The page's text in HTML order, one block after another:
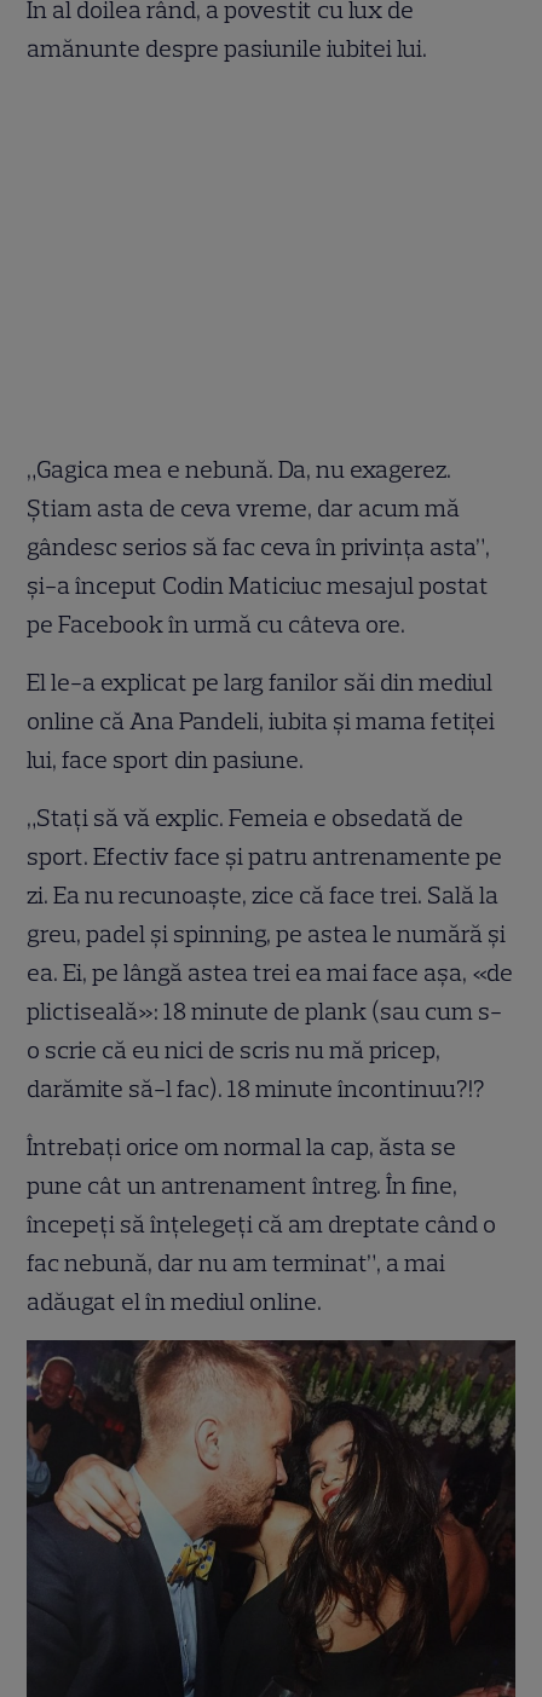
În al doilea rând, a povestit cu lux de
amănunte despre pasiunile iubitei lui.
„Gagica mea e nebună. Da, nu exagerez.
Știam asta de ceva vreme, dar acum mă
gândesc serios să fac ceva în privința asta”,
și-a început Codin Maticiuc mesajul postat
pe Facebook în urmă cu câteva ore.
El le-a explicat pe larg fanilor săi din mediul
online că Ana Pandeli, iubita și mama fetiței
lui, face sport din pasiune.
„Stați să vă explic. Femeia e obsedată de
sport. Efectiv face și patru antrenamente pe
zi. Ea nu recunoaște, zice că face trei. Sală la
greu, padel și spinning, pe astea le numără și
ea. Ei, pe lângă astea trei ea mai face așa, «de
plictiseală»: 18 minute de plank (sau cum s-
o scrie că eu nici de scris nu mă pricep,
darămite să-l fac). 18 minute încontinuu?!?
Întrebați orice om normal la cap, ăsta se
pune cât un antrenament întreg. În fine,
începeți să înțelegeți că am dreptate când o
fac nebună, dar nu am terminat”, a mai
adăugat el în mediul online.